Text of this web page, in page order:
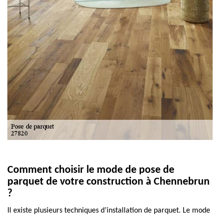
Comment choisir le mode de pose de
parquet de votre construction à Chennebrun
?
Il existe plusieurs techniques d’installation de parquet. Le mode